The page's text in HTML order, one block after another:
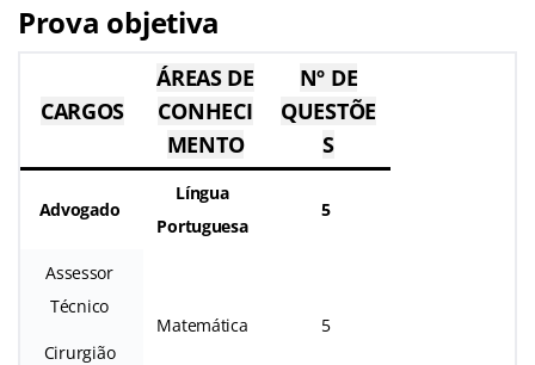
Prova objetiva
CARGOS
ÁREAS DE
CONHECI
MENTO
Nº DE
QUESTÕE
S
Advogado
Língua
Portuguesa
5
Assessor
Técnico
Matemática
5
Cirurgião